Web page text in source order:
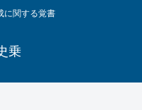
に関する覚書
乗